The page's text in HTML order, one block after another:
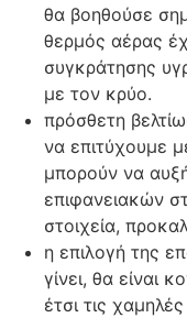
θα βοηθούσε
θερμός αέρας
συγκράτησης
με τον κρύο.
πρόσθετη
να επιτύχουμε
μπορούν να
επιφανειακών
στοιχεία,
η επιλογή της
γίνει, θα είναι
έτσι τις